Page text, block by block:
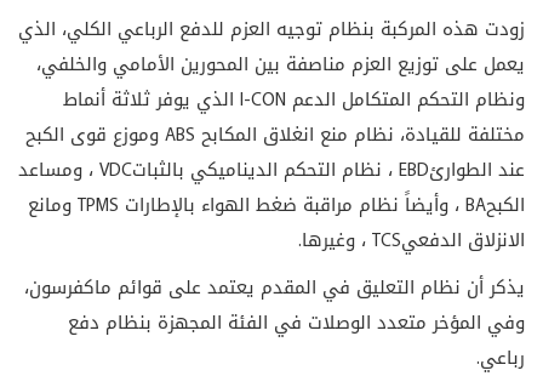
زودت هذه المركبة بنظام توجيه العزم للدفع الرباعي الكلي، الذي
يعمل على توزيع العزم مناصفة بين المحورين الأمامي والخلفي،
ونظام التحكم المتكامل الدعم I-CON الذي يوفر ثلاثة أنماط
مختلفة للقيادة، نظام منع انغلاق المكابح ABSوموزع قوى الكبح
عند الطوارئEBD، نظام التحكم الديناميكي بالثباتVDC، ومساعد
الكبحBA، وأيضاً نظام مراقبة ضغط الهواء بالإطارات TPMSومانع
الانزلاق الدفعيTCS، وغيرها.
يذكر أن نظام التعليق في المقدم يعتمد على قوائم ماكفرسون،
وفي المؤخر متعدد الوصلات في الفئة المجهزة بنظام دفع
رباعي.